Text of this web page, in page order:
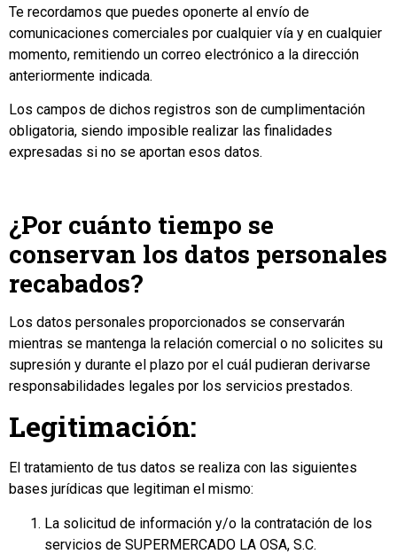
Te recordamos que puedes oponerte al envío de
comunicaciones comerciales por cualquier vía y en cualquier
momento, remitiendo un correo electrónico a la dirección
anteriormente indicada.
Los campos de dichos registros son de cumplimentación
obligatoria, siendo imposible realizar las finalidades
expresadas si no se aportan esos datos.
¿Por cuánto tiempo se
conservan los datos personales
recabados?
Los datos personales proporcionados se conservarán
mientras se mantenga la relación comercial o no solicites su
supresión y durante el plazo por el cuál pudieran derivarse
responsabilidades legales por los servicios prestados.
Legitimación:
El tratamiento de tus datos se realiza con las siguientes
bases jurídicas que legitiman el mismo:
La solicitud de información y/o la contratación de los
servicios de SUPERMERCADO LA OSA, S.C.